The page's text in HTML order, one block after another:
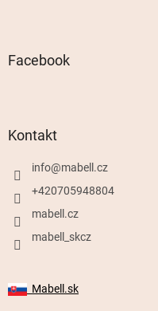
Facebook
Kontakt
info@mabell.cz
+420705948804
mabell.cz
mabell_skcz
Mabell.sk